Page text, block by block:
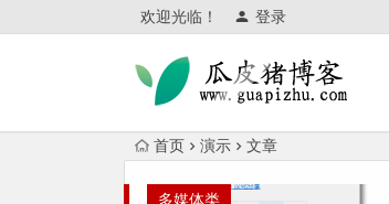
欢迎光临！ 登录
首页 演示 文章
多媒体类